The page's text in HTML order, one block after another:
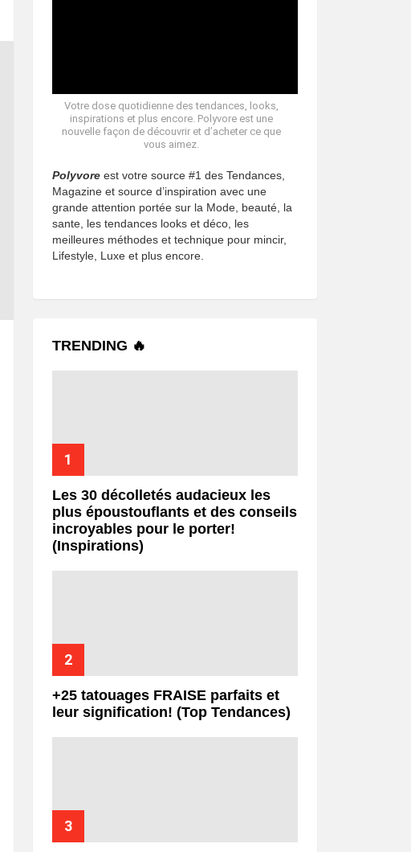
Votre dose quotidienne des tendances, looks,
inspirations et plus encore. Polyvore est une
nouvelle façon de découvrir et d’acheter ce que
vous aimez.
Polyvore est votre source #1 des Tendances,
Magazine et source d’inspiration avec une
grande attention portée sur la Mode, beauté, la
sante, les tendances looks et déco, les
meilleures méthodes et technique pour mincir,
Lifestyle, Luxe et plus encore.
TRENDING 🔥
Les 30 décolletés audacieux les
plus époustouflants et des conseils
incroyables pour le porter!
(Inspirations)
+25 tatouages ​​FRAISE parfaits et
leur signification! (Top Tendances)